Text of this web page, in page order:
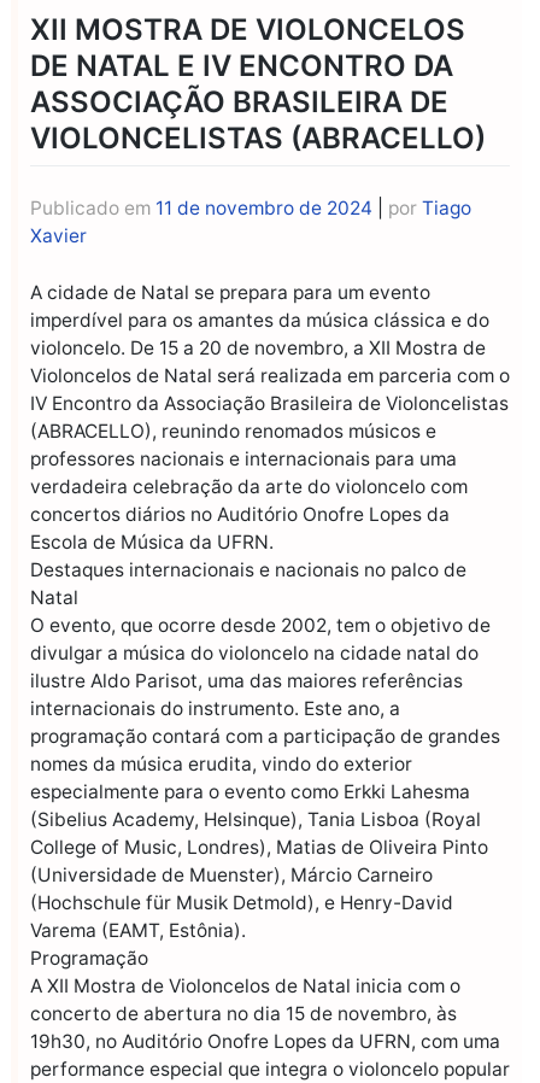
XII MOSTRA DE VIOLONCELOS
DE NATAL E IV ENCONTRO DA
ASSOCIAÇÃO BRASILEIRA DE
VIOLONCELISTAS (ABRACELLO)
Publicado em 11 de novembro de 2024 por Tiago
Xavier
A cidade de Natal se prepara para um evento
imperdível para os amantes da música clássica e do
violoncelo. De 15 a 20 de novembro, a XII Mostra de
Violoncelos de Natal será realizada em parceria com o
IV Encontro da Associação Brasileira de Violoncelistas
(ABRACELLO), reunindo renomados músicos e
professores nacionais e internacionais para uma
verdadeira celebração da arte do violoncelo com
concertos diários no Auditório Onofre Lopes da
Escola de Música da UFRN.
Destaques internacionais e nacionais no palco de
Natal
O evento, que ocorre desde 2002, tem o objetivo de
divulgar a música do violoncelo na cidade natal do
ilustre Aldo Parisot, uma das maiores referências
internacionais do instrumento. Este ano, a
programação contará com a participação de grandes
nomes da música erudita, vindo do exterior
especialmente para o evento como Erkki Lahesma
(Sibelius Academy, Helsinque), Tania Lisboa (Royal
College of Music, Londres), Matias de Oliveira Pinto
(Universidade de Muenster), Márcio Carneiro
(Hochschule für Musik Detmold), e Henry-David
Varema (EAMT, Estônia).
Programação
A XII Mostra de Violoncelos de Natal inicia com o
concerto de abertura no dia 15 de novembro, às
19h30, no Auditório Onofre Lopes da UFRN, com uma
performance especial que integra o violoncelo popular